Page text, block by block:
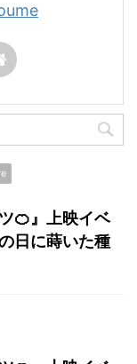
🍊』上映イベ
日に蒔いた種